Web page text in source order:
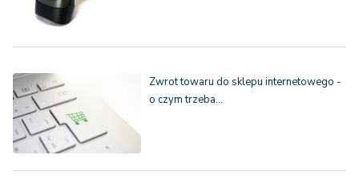
Zwrot towaru do sklepu internetowego -
o czym trzeba…